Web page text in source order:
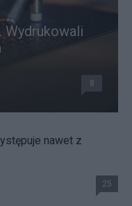
Wydrukowali
8
nawet z
25